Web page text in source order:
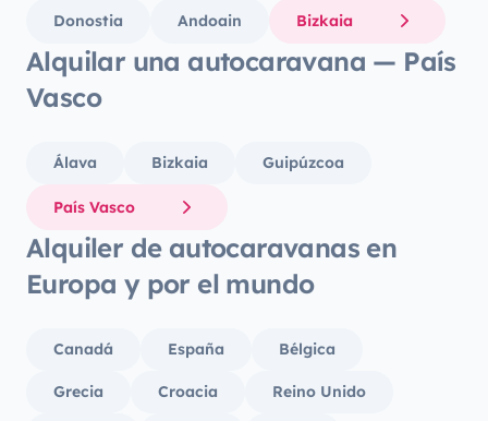
Donostia Andoain Bizkaia
Alquilar una autocaravana — País
Vasco
Álava Bizkaia Guipúzcoa
País Vasco
Alquiler de autocaravanas en
Europa y por el mundo
Canadá España Bélgica
Grecia Croacia Reino Unido